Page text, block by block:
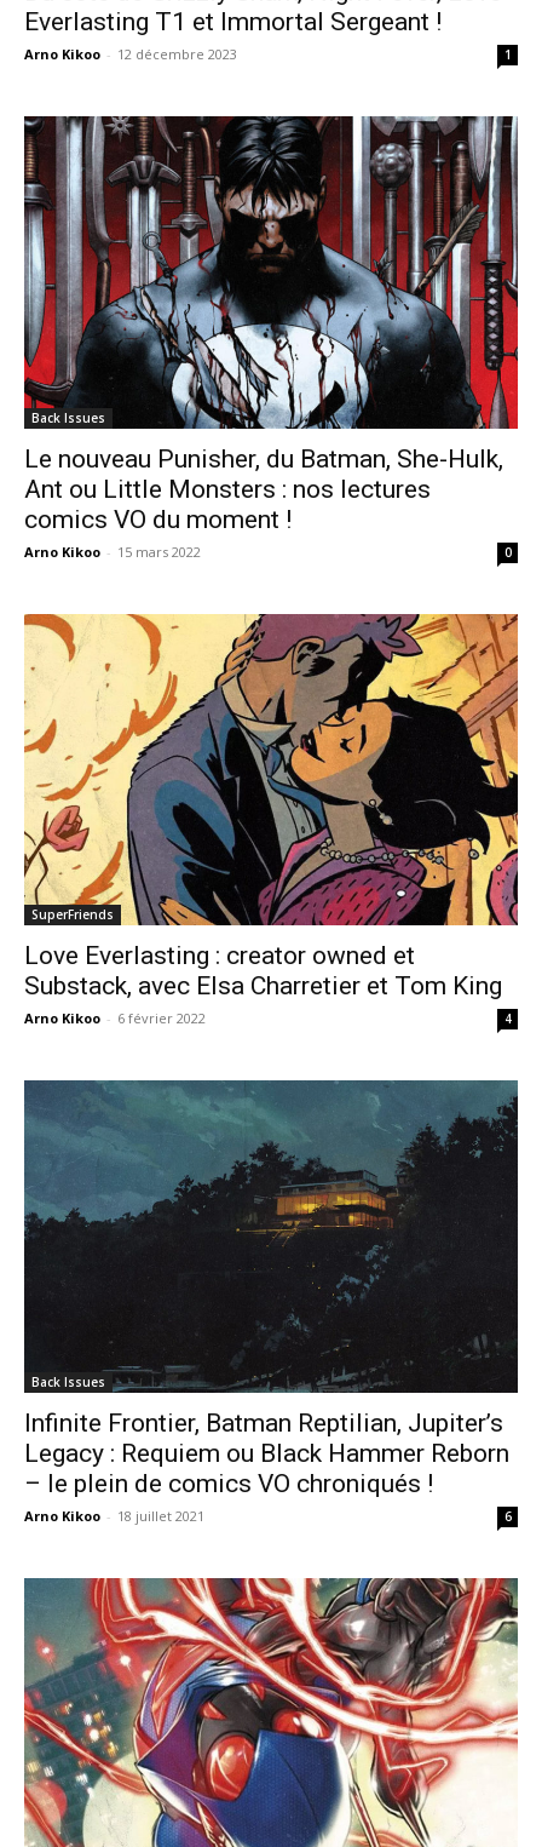
Everlasting T1 et Immortal Sergeant !
Arno Kikoo - 12 décembre 2023 1
Back Issues
Le nouveau Punisher, du Batman, She-Hulk,
Ant ou Little Monsters : nos lectures
comics VO du moment !
Arno Kikoo - 15 mars 2022 0
SuperFriends
Love Everlasting : creator owned et
Substack, avec Elsa Charretier et Tom King
Arno Kikoo - 6 février 2022 4
Back Issues
Infinite Frontier, Batman Reptilian, Jupiter’s
Legacy : Requiem ou Black Hammer Reborn
– le plein de comics VO chroniqués !
Arno Kikoo - 18 juillet 2021 6